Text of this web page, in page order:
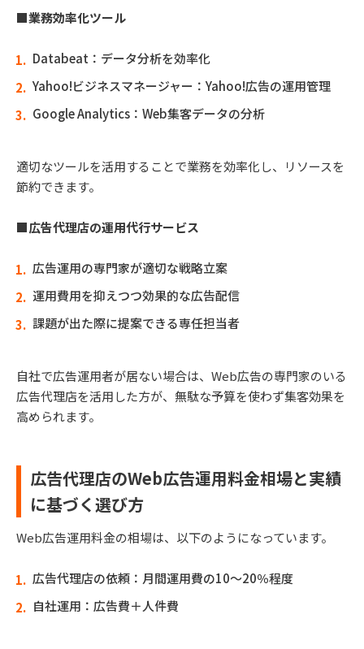
■業務効率化ツール
Databeat：データ分析を効率化
Yahoo!ビジネスマネージャー：Yahoo!広告の運用管理
Google Analytics：Web集客データの分析
適切なツールを活用することで業務を効率化し、リソースを
節約できます。
■広告代理店の運用代行サービス
広告運用の専門家が適切な戦略立案
運用費用を抑えつつ効果的な広告配信
課題が出た際に提案できる専任担当者
自社で広告運用者が居ない場合は、Web広告の専門家のいる
広告代理店を活用した方が、無駄な予算を使わず集客効果を
高められます。
広告代理店のWeb広告運用料金相場と実績
に基づく選び方
Web広告運用料金の相場は、以下のようになっています。
広告代理店の依頼：月間運用費の10～20％程度
自社運用：広告費＋人件費